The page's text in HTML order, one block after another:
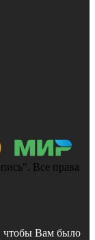
Все права
чтобы Вам было